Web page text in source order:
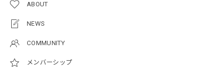
ABOUT
NEWS
COMMUNITY
メンバーシップ